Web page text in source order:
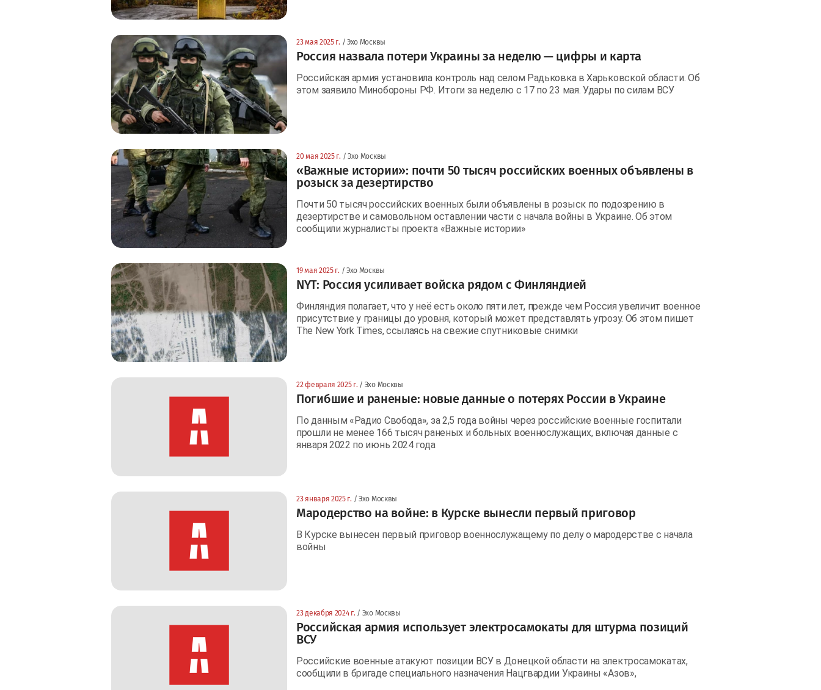
23 мая 2025 г. / Эхо Москвы
Россия назвала потери Украины за неделю — цифры и карта
Российская армия установила контроль над селом Радьковка в Харьковской области. Об
этом заявило Минобороны РФ. Итоги за неделю с 17 по 23 мая. Удары по силам ВСУ
20 мая 2025 г. / Эхо Москвы
«Важные истории»: почти 50 тысяч российских военных объявлены в
розыск за дезертирство
Почти 50 тысяч российских военных были объявлены в розыск по подозрению в
дезертирстве и самовольном оставлении части с начала войны в Украине. Об этом
сообщили журналисты проекта «Важные истории»
19 мая 2025 г. / Эхо Москвы
NYT: Россия усиливает войска рядом с Финляндией
Финляндия полагает, что у неё есть около пяти лет, прежде чем Россия увеличит военное
присутствие у границы до уровня, который может представлять угрозу. Об этом пишет
The New York Times, ссылаясь на свежие спутниковые снимки
22 февраля 2025 г. / Эхо Москвы
Погибшие и раненые: новые данные о потерях России в Украине
По данным «Радио Свобода», за 2,5 года войны через российские военные госпитали
прошли не менее 166 тысяч раненых и больных военнослужащих, включая данные с
января 2022 по июнь 2024 года
23 января 2025 г. / Эхо Москвы
Мародерство на войне: в Курске вынесли первый приговор
В Курске вынесен первый приговор военнослужащему по делу о мародерстве с начала
войны
23 декабря 2024 г. / Эхо Москвы
Российская армия использует электросамокаты для штурма позиций
ВСУ
Российские военные атакуют позиции ВСУ в Донецкой области на электросамокатах,
сообщили в бригаде специального назначения Нацгвардии Украины «Азов»,